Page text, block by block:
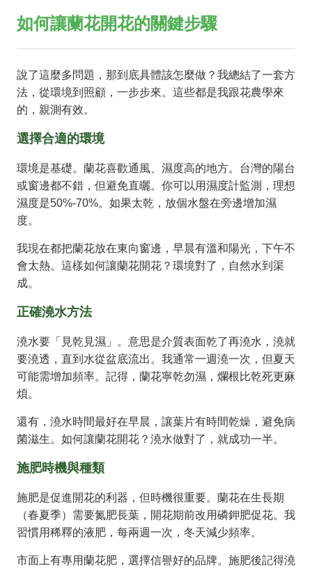
如何讓蘭花開花的關鍵步驟
說了這麼多問題，那到底具體該怎麼做？我總結了一套方
法，從環境到照顧，一步步來。這些都是我跟花農學來
的，親測有效。
選擇合適的環境
環境是基礎。蘭花喜歡通風、濕度高的地方。台灣的陽台
或窗邊都不錯，但避免直曬。你可以用濕度計監測，理想
濕度是50%-70%。如果太乾，放個水盤在旁邊增加濕
度。
我現在都把蘭花放在東向窗邊，早晨有溫和陽光，下午不
會太熱。這樣如何讓蘭花開花？環境對了，自然水到渠
成。
正確澆水方法
澆水要「見乾見濕」。意思是介質表面乾了再澆水，澆就
要澆透，直到水從盆底流出。我通常一週澆一次，但夏天
可能需增加頻率。記得，蘭花寧乾勿濕，爛根比乾死更麻
煩。
還有，澆水時間最好在早晨，讓葉片有時間乾燥，避免病
菌滋生。如何讓蘭花開花？澆水做對了，就成功一半。
施肥時機與種類
施肥是促進開花的利器，但時機很重要。蘭花在生長期
（春夏季）需要氮肥長葉，開花期前改用磷鉀肥促花。我
習慣用稀釋的液肥，每兩週一次，冬天減少頻率。
市面上有專用蘭花肥，選擇信譽好的品牌。施肥後記得澆